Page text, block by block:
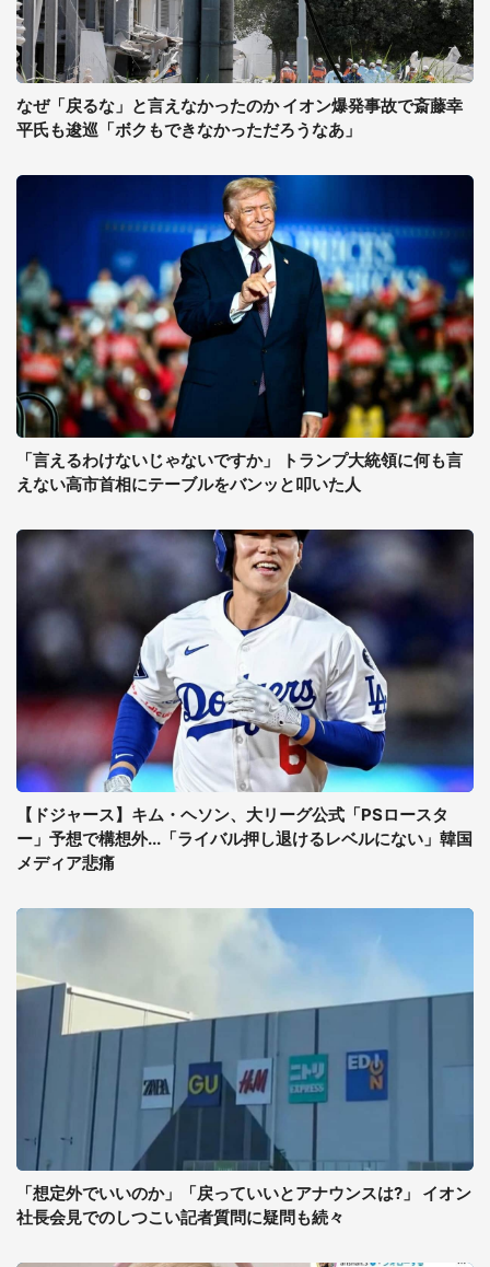
なぜ「戻るな」と言えなかったのか イオン爆発事故で斎藤幸
平氏も逡巡「ボクもできなかっただろうなあ」
「言えるわけないじゃないですか」 トランプ大統領に何も言
えない高市首相にテーブルをバンッと叩いた人
【ドジャース】キム・ヘソン、大リーグ公式「PSロースタ
ー」予想で構想外...「ライバル押し退けるレベルにない」韓国
メディア悲痛
「想定外でいいのか」「戻っていいとアナウンスは?」 イオン
社長会見でのしつこい記者質問に疑問も続々